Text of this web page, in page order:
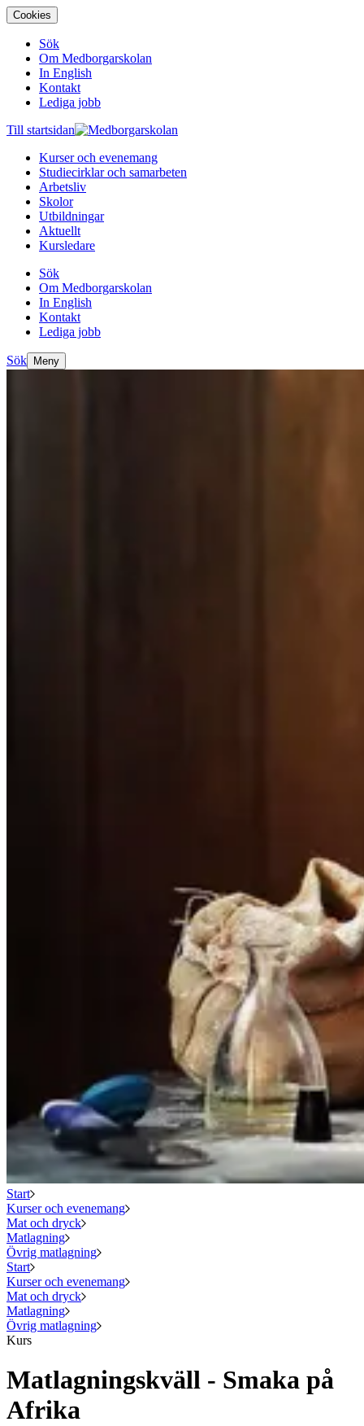
Cookies
Sök
Om Medborgarskolan
In English
Kontakt
Lediga jobb
Till startsidan
Kurser och evenemang
Studiecirklar och samarbeten
Arbetsliv
Skolor
Utbildningar
Aktuellt
Kursledare
Sök
Om Medborgarskolan
In English
Kontakt
Lediga jobb
Sök Meny
Start
Kurser och evenemang
Mat och dryck
Matlagning
Övrig matlagning
Start
Kurser och evenemang
Mat och dryck
Matlagning
Övrig matlagning
Kurs
Matlagningskväll - Smaka på
Afrika